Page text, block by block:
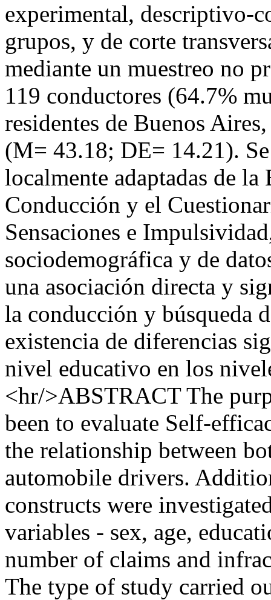
experimental, descriptivo-
grupos, y de corte
mediante un muestreo no
119 conductores (64.7%
residentes de Buenos
(M= 43.18; DE= 14.21).
localmente adaptadas de
Conducción y el
Sensaciones e
sociodemográfica y de
una asociación directa y
la conducción y búsqueda
existencia de diferencias
nivel educativo en los
<hr/>ABSTRACT The
been to evaluate Self-
the relationship between
automobile drivers.
constructs were
variables - sex, age,
number of claims and
The type of study carried